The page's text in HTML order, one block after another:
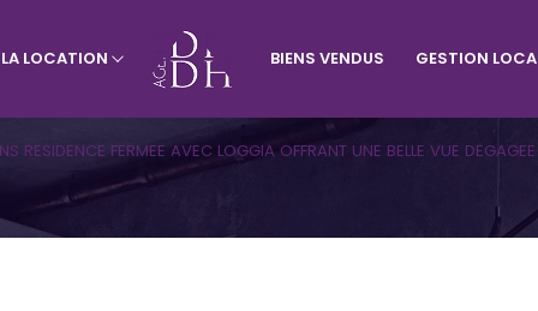
Terrains
LOCATION
Appartement
BIENS VENDUS GESTION
Visiter le site de l'agence du
RESIDENCE FERMEE AVEC LOGGIA OFFRANT UNE BELLE VUE